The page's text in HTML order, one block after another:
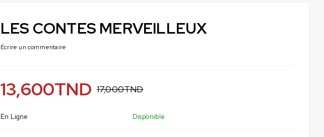
LES CONTES MERVEILLEUX
Écrire un commentaire
17,000TND
13,600TND
En Ligne Disponible